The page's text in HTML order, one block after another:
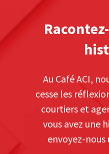
Au Café ACI,
cesse les
courtiers et
vous avez une
envoyez-